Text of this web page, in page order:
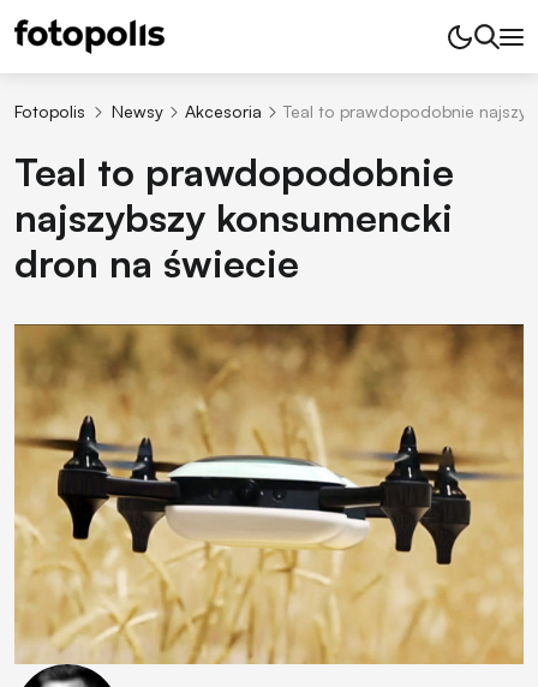
Fotopolis Newsy Akcesoria Teal to prawdopodobnie
Teal to prawdopodobnie
najszybszy konsumencki
dron na świecie